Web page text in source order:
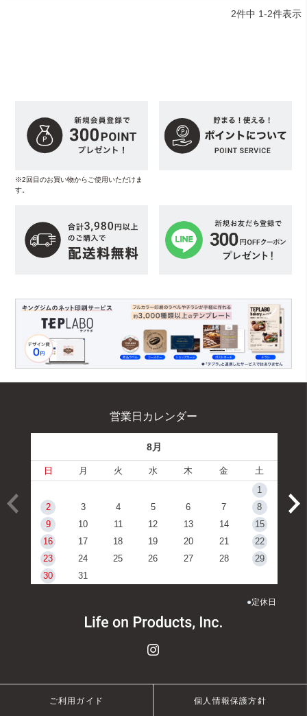
2件中 1-2件表示
※2回目のお買い物からご使用いただけま
す。
営業日カレンダー
8月
日 月 火 水 木 金
土
1
2
3 4 5 6 7
8
9
10 11 12 13 14
15
16
17 18 19 20 21
22
23
24 25 26 27 28
29
30
31
●定休日
ご利用ガイド 個人情報保護方針